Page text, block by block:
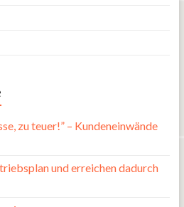
zu teuer!” – Kundeneinwände
und erreichen dadurch